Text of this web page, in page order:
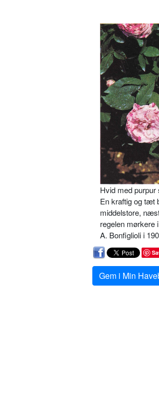
Hvid med purpur
En kraftig og tæt
middelstore,
regelen mørkere
A. Bonfiglioli i
Gem i Min